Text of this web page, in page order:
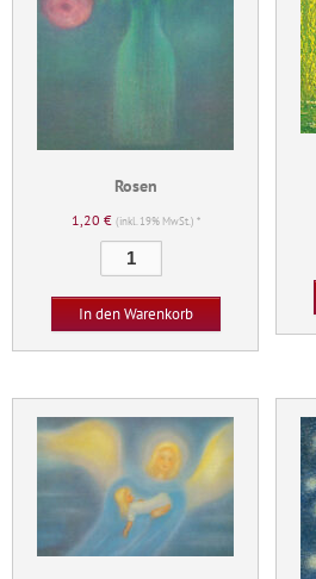
Rosen
1,20 € (inkl. 19% MwSt.) *
Menge
In den Warenkorb